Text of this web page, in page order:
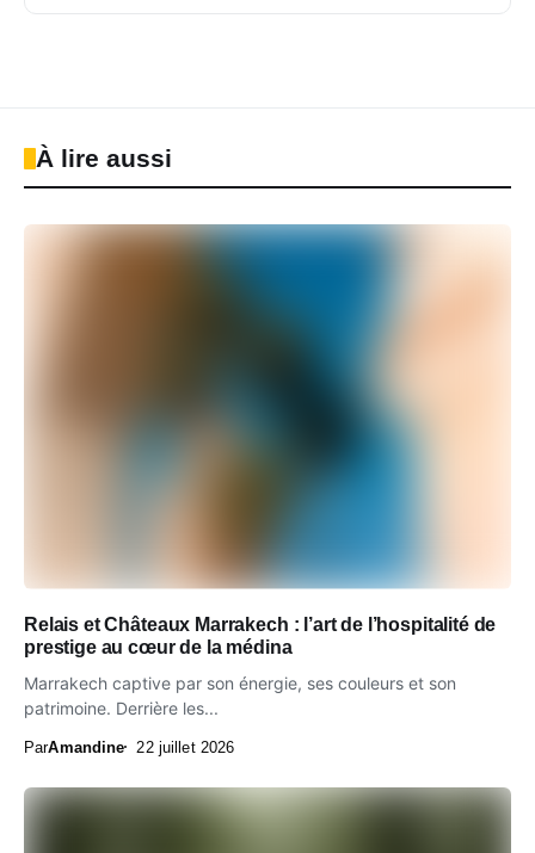
À lire aussi
Relais et Châteaux Marrakech : l’art de l’hospitalité de
prestige au cœur de la médina
Marrakech captive par son énergie, ses couleurs et son
patrimoine. Derrière les...
ParAmandine 22 juillet 2026